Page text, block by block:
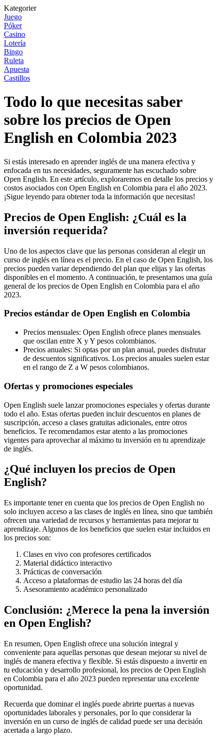
Kategorier
Juego
Póker
Casino
Lotería
Bingo
Ruleta
Apuesta
Castillos
Todo lo que necesitas saber
sobre los precios de Open
English en Colombia 2023
Si estás interesado en aprender inglés de una manera efectiva y
enfocada en tus necesidades, seguramente has escuchado sobre
Open English. En este artículo, exploraremos en detalle los precios y
costos asociados con Open English en Colombia para el año 2023.
¡Sigue leyendo para obtener toda la información que necesitas!
Precios de Open English: ¿Cuál es la
inversión requerida?
Uno de los aspectos clave que las personas consideran al elegir un
curso de inglés en línea es el precio. En el caso de Open English, los
precios pueden variar dependiendo del plan que elijas y las ofertas
disponibles en el momento. A continuación, te presentamos una guía
general de los precios de Open English en Colombia para el año
2023.
Precios estándar de Open English en Colombia
Precios mensuales: Open English ofrece planes mensuales
que oscilan entre X y Y pesos colombianos.
Precios anuales: Si optas por un plan anual, puedes disfrutar
de descuentos significativos. Los precios anuales suelen estar
en el rango de Z a W pesos colombianos.
Ofertas y promociones especiales
Open English suele lanzar promociones especiales y ofertas durante
todo el año. Estas ofertas pueden incluir descuentos en planes de
suscripción, acceso a clases gratuitas adicionales, entre otros
beneficios. Te recomendamos estar atento a las promociones
vigentes para aprovechar al máximo tu inversión en tu aprendizaje
de inglés.
¿Qué incluyen los precios de Open
English?
Es importante tener en cuenta que los precios de Open English no
solo incluyen acceso a las clases de inglés en línea, sino que también
ofrecen una variedad de recursos y herramientas para mejorar tu
aprendizaje. Algunos de los beneficios que suelen estar incluidos en
los precios son:
Clases en vivo con profesores certificados
Material didáctico interactivo
Prácticas de conversación
Acceso a plataformas de estudio las 24 horas del día
Asesoramiento académico personalizado
Conclusión: ¿Merece la pena la inversión
en Open English?
En resumen, Open English ofrece una solución integral y
conveniente para aquellas personas que desean mejorar su nivel de
inglés de manera efectiva y flexible. Si estás dispuesto a invertir en
tu educación y desarrollo profesional, los precios de Open English
en Colombia para el año 2023 pueden representar una excelente
oportunidad.
Recuerda que dominar el inglés puede abrirte puertas a nuevas
oportunidades laborales y personales, por lo que considerar la
inversión en un curso de inglés de calidad puede ser una decisión
acertada a largo plazo.